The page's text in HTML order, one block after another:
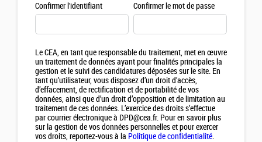
Confirmer l'identifiant Confirmer le mot de passe
Le CEA, en tant que responsable du traitement, met en œuvre
un traitement de données ayant pour finalités principales la
gestion et le suivi des candidatures déposées sur le site. En
tant qu’utilisateur, vous disposez d’un droit d’accès,
d’effacement, de rectification et de portabilité de vos
données, ainsi que d’un droit d’opposition et de limitation au
traitement de ces données. L’exercice des droits s’effectue
par courrier électronique à DPD@cea.fr. Pour en savoir plus
sur la gestion de vos données personnelles et pour exercer
vos droits, reportez-vous à la Politique de confidentialité.